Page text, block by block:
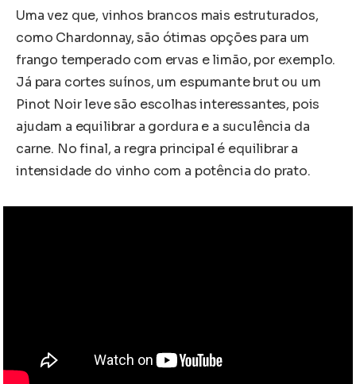
Uma vez que, vinhos brancos mais estruturados,
como Chardonnay, são ótimas opções para um
frango temperado com ervas e limão, por exemplo.
Já para cortes suínos, um espumante brut ou um
Pinot Noir leve são escolhas interessantes, pois
ajudam a equilibrar a gordura e a suculência da
carne. No final, a regra principal é equilibrar a
intensidade do vinho com a potência do prato.